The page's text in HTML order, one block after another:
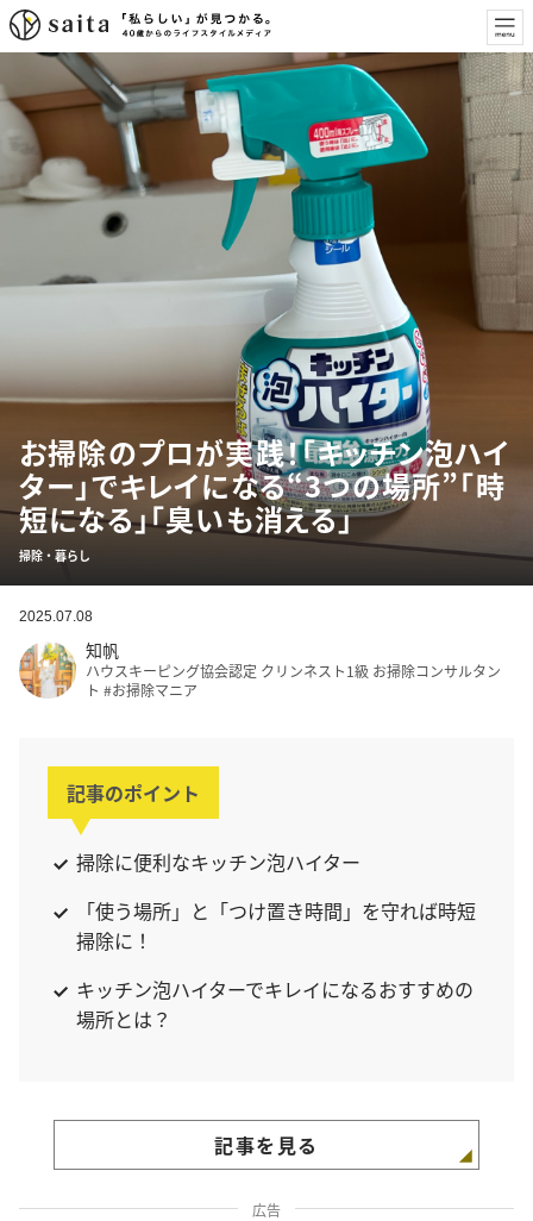
お掃除のプロが実践！「キッチン泡ハイ
ター」でキレイになる“3つの場所”「時
短になる」「臭いも消える」
掃除・暮らし
2025.07.08
知帆
ハウスキーピング協会認定 クリンネスト1級 お掃除コンサルタン
ト #お掃除マニア
記事のポイント
掃除に便利なキッチン泡ハイター
「使う場所」と「つけ置き時間」を守れば時短
掃除に！
キッチン泡ハイターでキレイになるおすすめの
場所とは？
記事を見る
広告